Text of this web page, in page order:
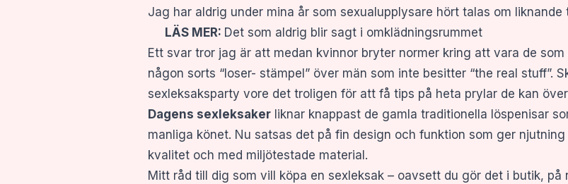
Jag har aldrig under mina år som sexualupplysare hört talas om
LÄS MER: Det som aldrig blir sagt i omklädningsrummet
Ett svar tror jag är att medan kvinnor bryter normer kring att vara de
någon sorts “loser- stämpel” över män som inte besitter “the real stuff”.
sexleksaksparty vore det troligen för att få tips på heta prylar de kan
Dagens sexleksaker liknar knappast de gamla traditionella löspenisar
manliga könet. Nu satsas det på fin design och funktion som ger
kvalitet och med miljötestade material.
Mitt råd till dig som vill köpa en sexleksak – oavsett du gör det i butik,